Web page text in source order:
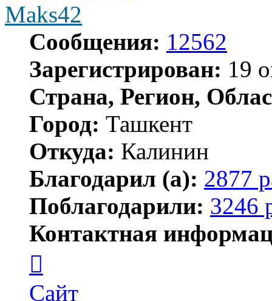
Maks42
Сообщения: 12562
Зарегистрирован: 19
Страна, Регион,
Город: Ташкент
Откуда: Калинин
Благодарил (а): 2877
Поблагодарили: 3246
Контактная
пользователя
Maks42
Сайт